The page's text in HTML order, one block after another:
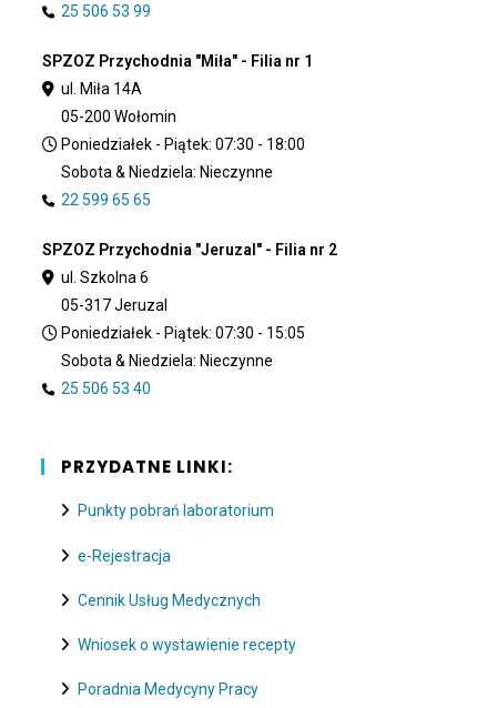
25 506 53 99
SPZOZ Przychodnia "Miła" - Filia nr 1
ul. Miła 14A
05-200 Wołomin
Poniedziałek - Piątek: 07:30 - 18:00
Sobota & Niedziela: Nieczynne
22 599 65 65
SPZOZ Przychodnia "Jeruzal" - Filia nr 2
ul. Szkolna 6
05-317 Jeruzal
Poniedziałek - Piątek: 07:30 - 15:05
Sobota & Niedziela: Nieczynne
25 506 53 40
PRZYDATNE LINKI:
Punkty pobrań laboratorium
e-Rejestracja
Cennik Usług Medycznych
Wniosek o wystawienie recepty
Poradnia Medycyny Pracy